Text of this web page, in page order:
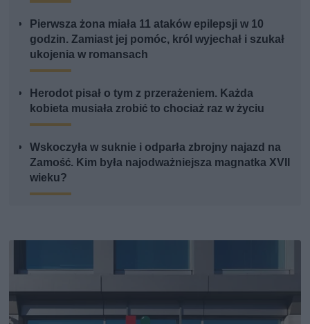
Pierwsza żona miała 11 ataków epilepsji w 10
godzin. Zamiast jej pomóc, król wyjechał i szukał
ukojenia w romansach
Herodot pisał o tym z przerażeniem. Każda
kobieta musiała zrobić to chociaż raz w życiu
Wskoczyła w suknie i odparła zbrojny najazd na
Zamość. Kim była najodważniejsza magnatka XVII
wieku?